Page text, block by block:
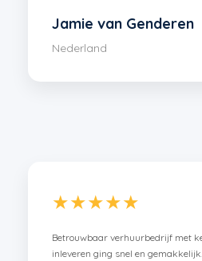
Jamie van Genderen
Nederland
★★★★★
Betrouwbaar verhuurbedrijf met
inleveren ging snel en gemakkelijk.